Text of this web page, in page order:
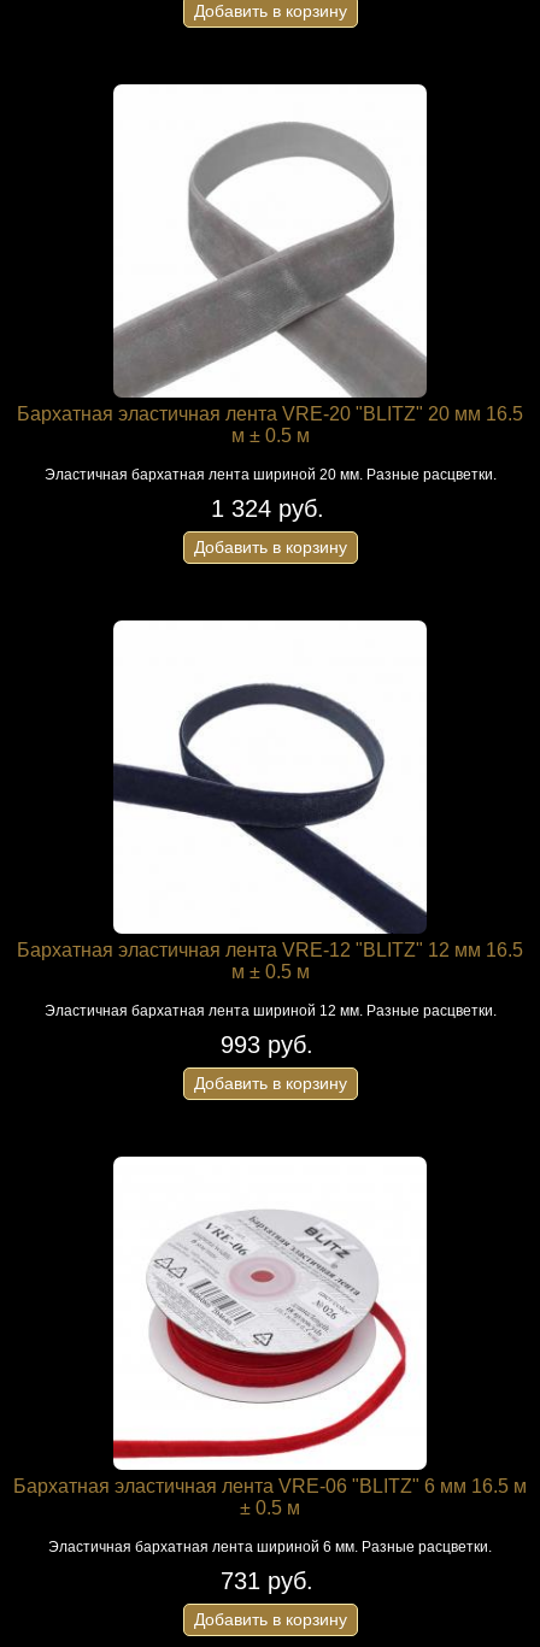
Добавить в корзину
Бархатная эластичная лента VRE-20 "BLITZ" 20 мм 16.5
м ± 0.5 м
Эластичная бархатная лента шириной 20 мм. Разные расцветки.
1 324 руб.
Добавить в корзину
Бархатная эластичная лента VRE-12 "BLITZ" 12 мм 16.5
м ± 0.5 м
Эластичная бархатная лента шириной 12 мм. Разные расцветки.
993 руб.
Добавить в корзину
Бархатная эластичная лента VRE-06 "BLITZ" 6 мм 16.5 м
± 0.5 м
Эластичная бархатная лента шириной 6 мм. Разные расцветки.
731 руб.
Добавить в корзину